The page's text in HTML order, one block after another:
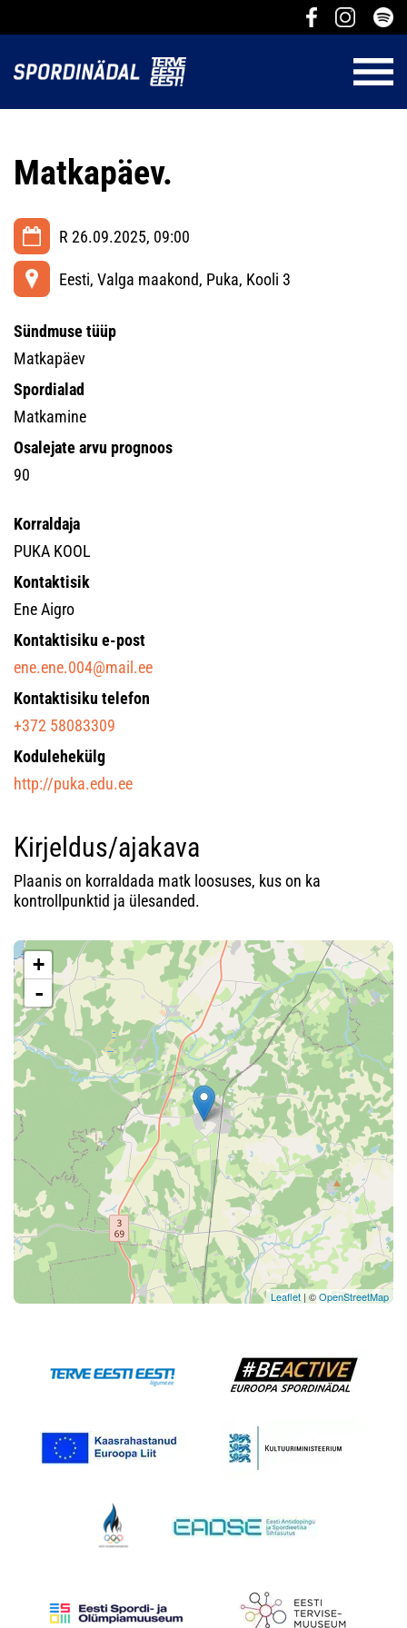
Matkapäev.
R 26.09.2025, 09:00
Eesti, Valga maakond, Puka, Kooli 3
Sündmuse tüüp
Matkapäev
Spordialad
Matkamine
Osalejate arvu prognoos
90
Korraldaja
PUKA KOOL
Kontaktisik
Ene Aigro
Kontaktisiku e-post
ene.ene.004@mail.ee
Kontaktisiku telefon
+372 58083309
Kodulehekülg
http://puka.edu.ee
Kirjeldus/ajakava
Plaanis on korraldada matk loosuses, kus on ka
kontrollpunktid ja ülesanded.
+
-
Leaflet | ©OpenStreetMap